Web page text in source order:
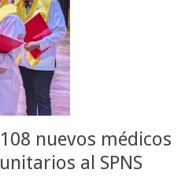
nuevos médicos
al SPNS